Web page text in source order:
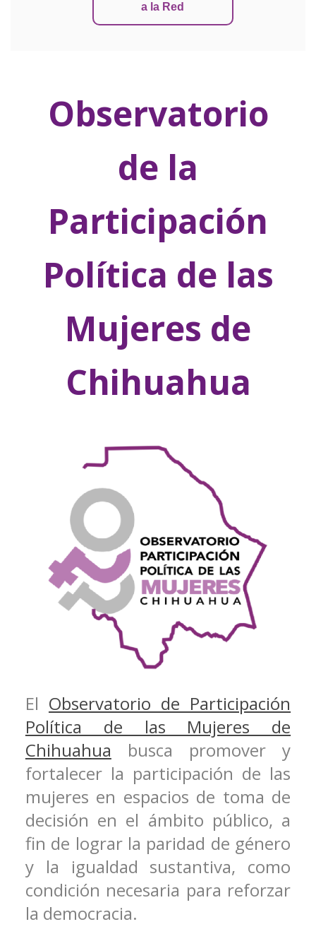
a la Red
Observatorio
de la
Participación
Política de las
Mujeres de
Chihuahua
El Observatorio de Participación
Política de las Mujeres de
Chihuahua busca promover y
fortalecer la participación de las
mujeres en espacios de toma de
decisión en el ámbito público, a
fin de lograr la paridad de género
y la igualdad sustantiva, como
condición necesaria para reforzar
la democracia.